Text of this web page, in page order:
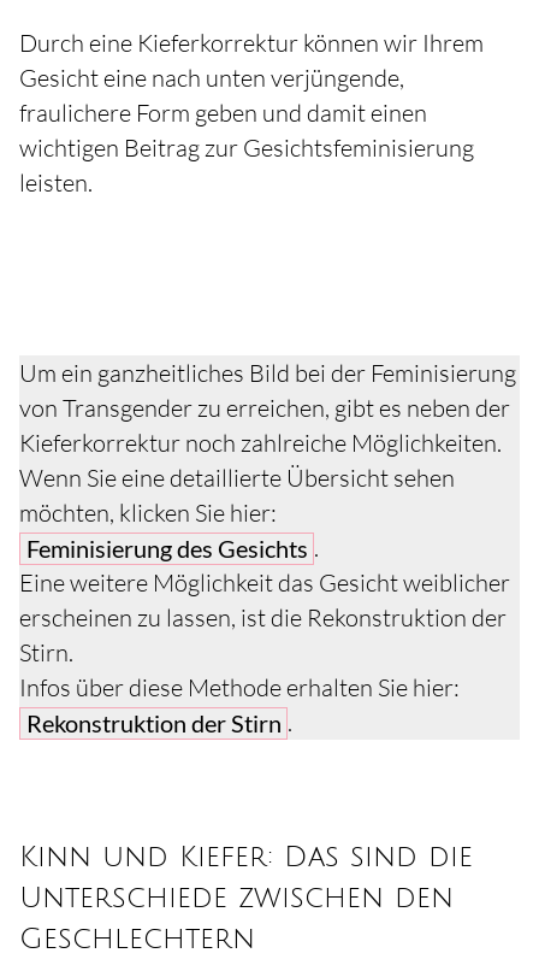
Durch eine Kieferkorrektur können wir Ihrem
Gesicht eine nach unten verjüngende,
fraulichere Form geben und damit einen
wichtigen Beitrag zur Gesichtsfeminisierung
leisten.
Um ein ganzheitliches Bild bei der Feminisierung
von Transgender zu erreichen, gibt es neben der
Kieferkorrektur noch zahlreiche Möglichkeiten.
Wenn Sie eine detaillierte Übersicht sehen
möchten, klicken Sie hier:
Feminisierung des Gesichts .
Eine weitere Möglichkeit das Gesicht weiblicher
erscheinen zu lassen, ist die Rekonstruktion der
Stirn.
Infos über diese Methode erhalten Sie hier:
Rekonstruktion der Stirn .
Kinn und Kiefer: Das sind die
Unterschiede zwischen den
Geschlechtern